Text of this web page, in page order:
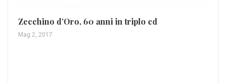
Zecchino d’Oro, 60 anni in triplo cd
Mag 2, 2017